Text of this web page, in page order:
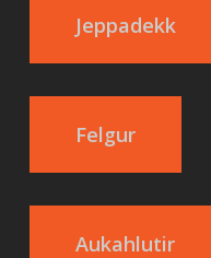
Jeppadekk
Felgur
Aukahlutir